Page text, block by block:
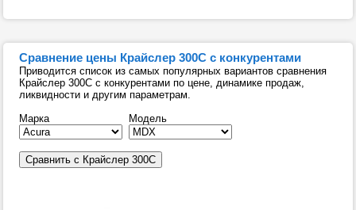
Сравнение цены Крайслер 300С с конкурентами
Приводится список из самых популярных вариантов сравнения
Крайслер 300С с конкурентами по цене, динамике продаж,
ликвидности и другим параметрам.
Марка
Модель